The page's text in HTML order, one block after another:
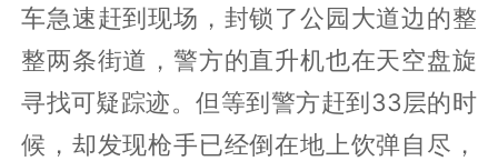
车急速赶到现场，封锁了公园大道边的整
整两条街道，警方的直升机也在天空盘旋
寻找可疑踪迹。但等到警方赶到33层的时
候，却发现枪手已经倒在地上饮弹自尽，